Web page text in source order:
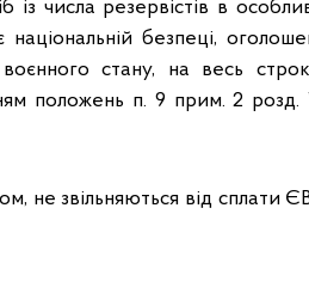
із числа резервістів в
безпеці,
стану, на весь
положень п. 9 прим. 2 розд.
не звільняються від сплати